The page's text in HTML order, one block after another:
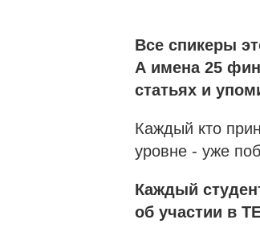
Все спикеры
А имена 25
статьях и
Каждый кто
уровне - уже
Каждый
об участии в